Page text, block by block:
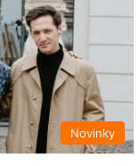
Novinky